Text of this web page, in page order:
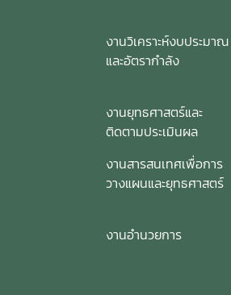
งานวิเคราะห์งบประมาณ
และอัตรากำลัง
งานยุทธศาสตร์และ
ติดตามประเมินผล
งานสารสนเทศเพื่อการ
วางแผนและยุทธศาสตร์
งานอำนวยการ